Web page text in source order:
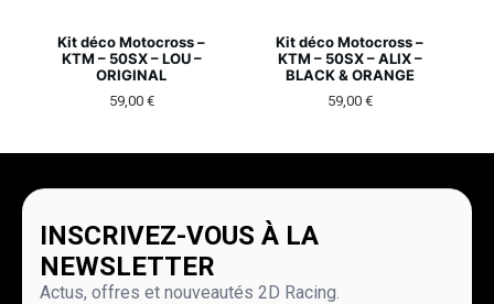
Kit déco Motocross –
KTM – 50SX – LOU –
ORIGINAL
59,00 €
Kit déco Motocross –
KTM – 50SX – ALIX –
BLACK & ORANGE
59,00 €
INSCRIVEZ-VOUS À LA
NEWSLETTER
Actus, offres et nouveautés 2D Racing.